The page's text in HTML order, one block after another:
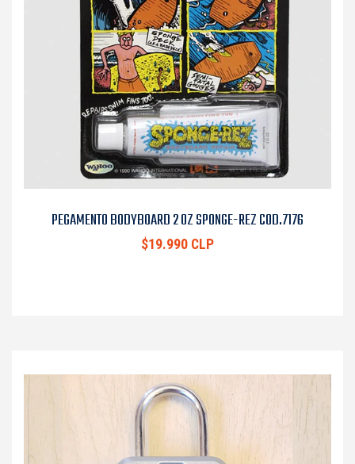
PEGAMENTO BODYBOARD 2 OZ SPONGE-REZ COD.7176
$19.990 CLP